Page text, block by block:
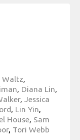
Waltz,
, Diana Lin,
, Jessica
, Lin Yin,
House, Sam
, Tori Webb